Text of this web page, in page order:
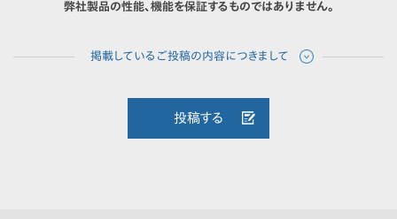
弊社製品の性能、機能を保証するものではありません。
投稿する